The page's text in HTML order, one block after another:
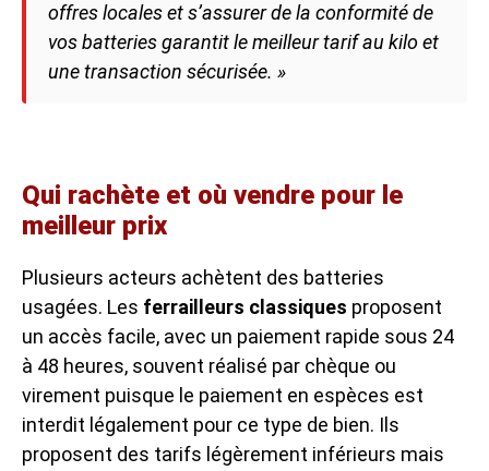
offres locales et s’assurer de la conformité de
vos batteries garantit le meilleur tarif au kilo et
une transaction sécurisée. »
Qui rachète et où vendre pour le
meilleur prix
Plusieurs acteurs achètent des batteries
usagées. Les ferrailleurs classiques proposent
un accès facile, avec un paiement rapide sous 24
à 48 heures, souvent réalisé par chèque ou
virement puisque le paiement en espèces est
interdit légalement pour ce type de bien. Ils
proposent des tarifs légèrement inférieurs mais